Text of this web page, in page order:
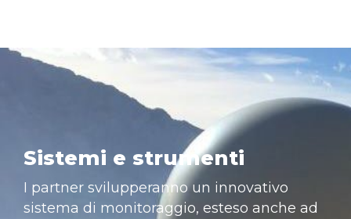
Sistemi e strumenti
I partner svilupperanno un innovativo
sistema di monitoraggio, esteso anche ad